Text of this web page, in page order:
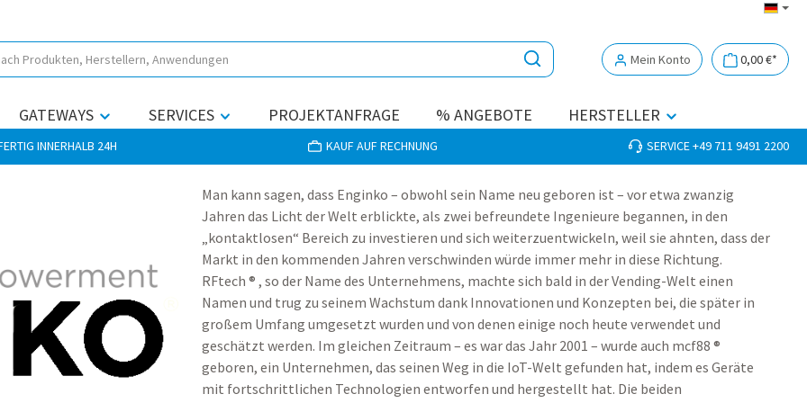
Mein Konto 0,00 €*
GATEWAYS SERVICES PROJEKTANFRAGE % ANGEBOTE HERSTELLER
INNERHALB 24H KAUF AUF RECHNUNG SERVICE +49 711 9491 2200
Man kann sagen, dass Enginko – obwohl sein Name neu geboren ist – vor etwa zwanzig
Jahren das Licht der Welt erblickte, als zwei befreundete Ingenieure begannen, in den
„kontaktlosen“ Bereich zu investieren und sich weiterzuentwickeln, weil sie ahnten, dass der
Markt in den kommenden Jahren verschwinden würde immer mehr in diese Richtung.
RFtech ® , so der Name des Unternehmens, machte sich bald in der Vending-Welt einen
Namen und trug zu seinem Wachstum dank Innovationen und Konzepten bei, die später in
großem Umfang umgesetzt wurden und von denen einige noch heute verwendet und
geschätzt werden. Im gleichen Zeitraum – es war das Jahr 2001 – wurde auch mcf88 ®
geboren, ein Unternehmen, das seinen Weg in die IoT-Welt gefunden hat, indem es Geräte
mit fortschrittlichen Technologien entworfen und hergestellt hat. Die beiden